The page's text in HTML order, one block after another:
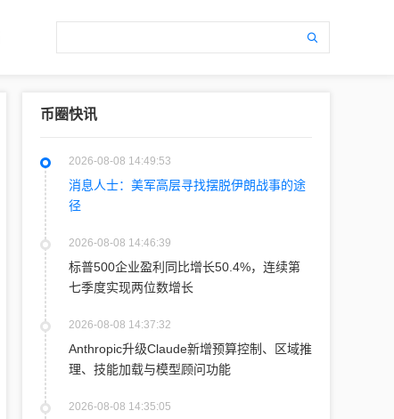
币圈快讯
2026-08-08 14:49:53
消息人士：美军高层寻找摆脱伊朗战事的途
径
2026-08-08 14:46:39
标普500企业盈利同比增长50.4%，连续第
七季度实现两位数增长
2026-08-08 14:37:32
Anthropic升级Claude新增预算控制、区域推
理、技能加载与模型顾问功能
2026-08-08 14:35:05